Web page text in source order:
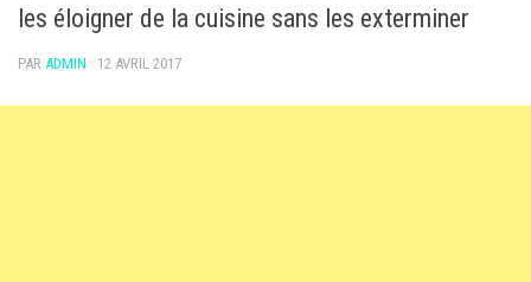
les éloigner de la cuisine sans les exterminer
PAR ADMIN · 12 AVRIL 2017